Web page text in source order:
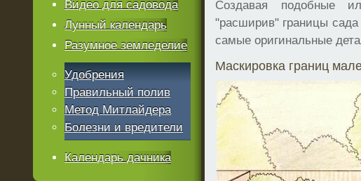
Создавая подобные
"расширив" границы сада
самые оригинальные
Маскировка границ
Видео для садовода
Лунный календарь
Разумное земледелие
Удобрения
Правильный полив
Метод Митлайдера
Болезни и вредители
Календарь дачника